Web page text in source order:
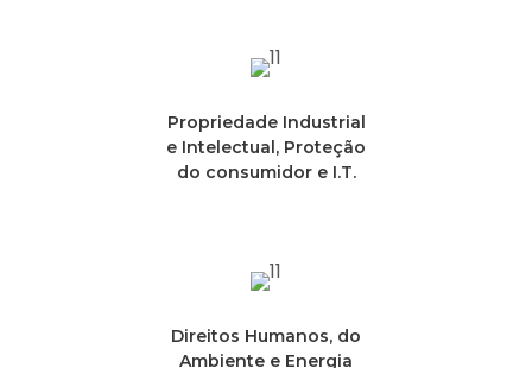
Propriedade Industrial
e Intelectual, Proteção
do consumidor e I.T.
Direitos Humanos, do
Ambiente e Energia